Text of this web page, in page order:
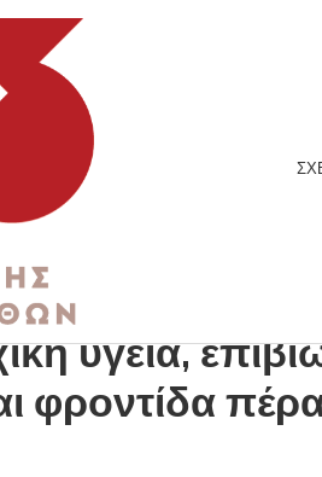
Δελτίο |
υγεία,
φροντίδα